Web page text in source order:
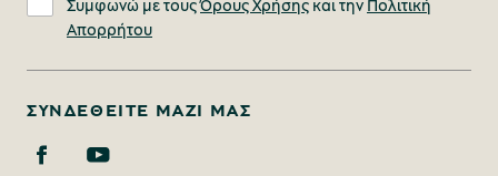
Συμφωνώ με τουςΌρους Χρήσης και την Πολιτική
Απορρήτου
ΣΥΝΔΕΘΕΊΤΕ ΜΑΖΊ ΜΑΣ